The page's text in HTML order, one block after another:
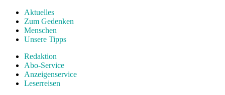
Aktuelles
Zum Gedenken
Menschen
Unsere Tipps
Redaktion
Abo-Service
Anzeigenservice
Leserreisen